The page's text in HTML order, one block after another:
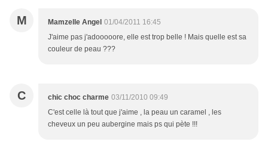
M Mamzelle Angel 01/04/2011 16:45
J'aime pas j'adooooore, elle est trop belle ! Mais quelle est sa
couleur de peau ???
C chic choc charme 03/11/2010 09:49
C'est celle là tout que j'aime , la peau un caramel , les
cheveux un peu aubergine mais ps qui pète !!!